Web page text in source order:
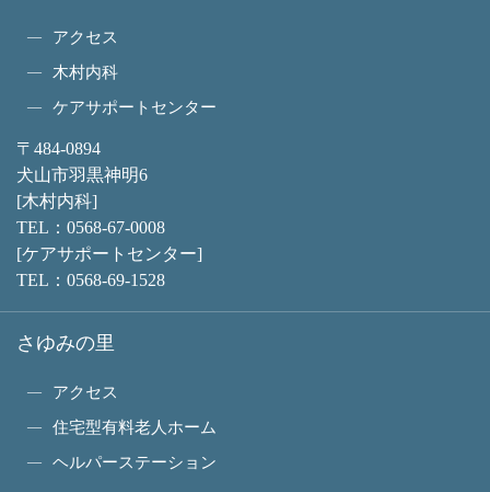
アクセス
木村内科
ケアサポートセンター
〒484-0894
犬山市羽黒神明6
[木村内科]
TEL： 0568-67-0008
[ケアサポートセンター]
TEL： 0568-69-1528
さゆみの里
アクセス
住宅型有料老人ホーム
ヘルパーステーション